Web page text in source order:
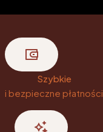
Szybkie
i bezpieczne płatności